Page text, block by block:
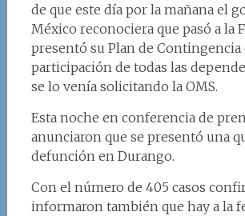
de que este día por la mañana el
México reconociera que pasó a la
presentó su Plan de Contingencia
participación de todas las
se lo venía solicitando la OMS.
Esta noche en conferencia de
anunciaron que se presentó una
defunción en Durango.
Con el número de 405 casos
informaron también que hay a la